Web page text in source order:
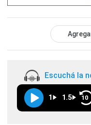
Escuchá la
1 1.5 10